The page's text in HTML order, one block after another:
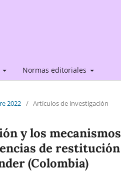
Normas editoriales
2022 / Artículos de investigación
y los
de
(Colombia)